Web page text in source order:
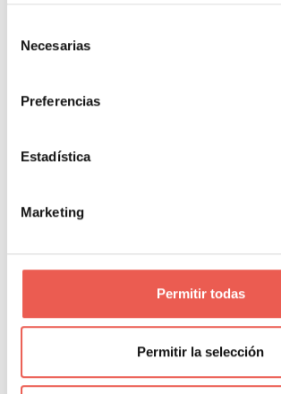
Necesarias
Preferencias
Estadística
Marketing
Permitir todas
Permitir la selección
Leer más
El arte de saber
socio para tu negocio